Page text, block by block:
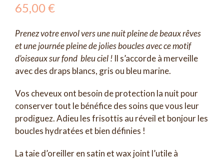
65,00€
Prenez votre envol vers une nuit pleine de beaux rêves
et une journée pleine de jolies boucles avec ce motif
d’oiseaux sur fond bleu ciel ! Il s’accorde à merveille
avec des draps blancs, gris ou bleu marine.
Vos cheveux ont besoin de protection la nuit pour
conserver tout le bénéfice des soins que vous leur
prodiguez. Adieu les frisottis au réveil et bonjour les
boucles hydratées et bien définies !
La taie d’oreiller en satin et wax joint l’utile à